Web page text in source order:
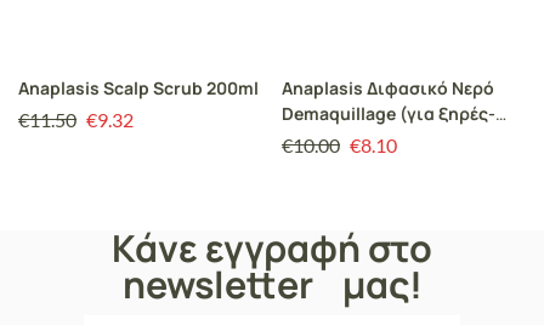
Anaplasis Scalp Scrub 200ml
€11.50 €9.32
Anaplasis Διφασικό Νερό
Demaquillage (για ξηρές-
κανονικές επιδερμίδες)
€10.00 €8.10
Κάνε εγγραφή στο
newsletter μας!